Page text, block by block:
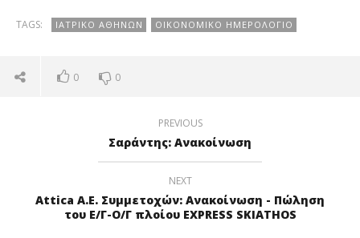
TAGS: ΙΑΤΡΙΚΌ ΑΘΗΝΏΝ ΟΙΚΟΝΟΜΙΚΌ ΗΜΕΡΟΛΌΓΙΟ
0 0
PREVIOUS
Σαράντης: Ανακοίνωση
NEXT
Attica Α.Ε. Συμμετοχών: Ανακοίνωση - Πώληση
του Ε/Γ-Ο/Γ πλοίου EXPRESS SKIATHOS